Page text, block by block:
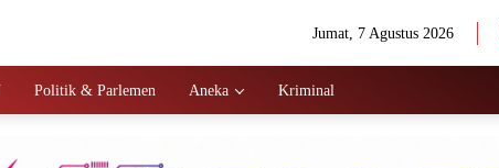
Jumat, 7 Agustus 2026
Politik & Parlemen Aneka Kriminal